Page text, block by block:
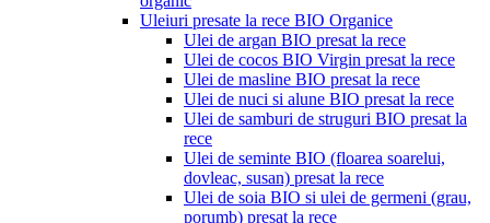
Uleiuri presate la rece BIO Organice
Ulei de argan BIO presat la rece
Ulei de cocos BIO Virgin presat la rece
Ulei de masline BIO presat la rece
Ulei de nuci si alune BIO presat la rece
Ulei de samburi de struguri BIO presat la
rece
Ulei de seminte BIO (floarea soarelui,
dovleac, susan) presat la rece
Ulei de soia BIO si ulei de germeni (grau,
porumb) presat la rece